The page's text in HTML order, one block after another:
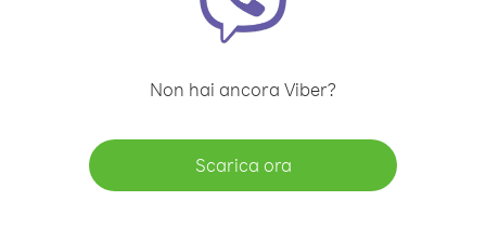
Non hai ancora Viber?
Scarica ora